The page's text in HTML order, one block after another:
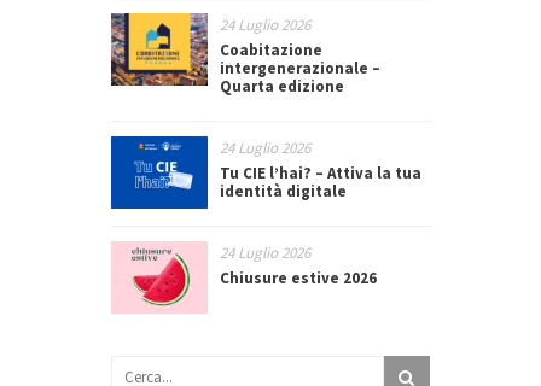
24 Luglio 2026
Coabitazione
intergenerazionale –
Quarta edizione
24 Luglio 2026
Tu CIE l’hai? – Attiva la tua
identità digitale
24 Luglio 2026
Chiusure estive 2026